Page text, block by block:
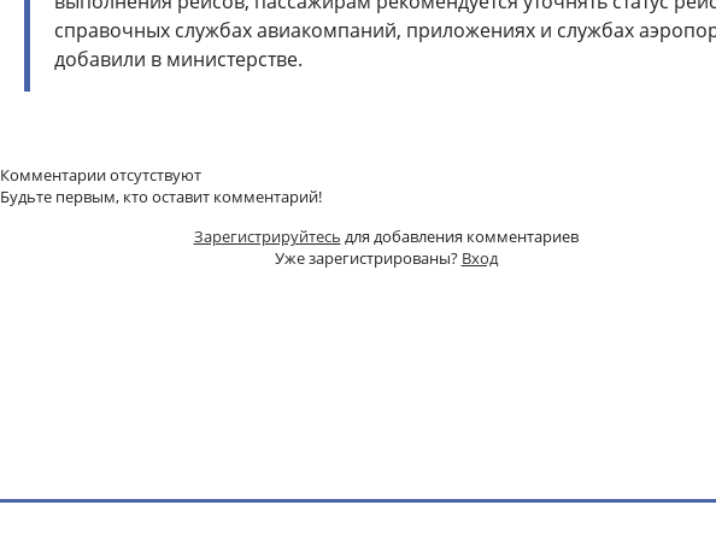
справочных службах авиакомпаний, приложениях и службах
добавили в министерстве.
Комментарии отсутствуют
Будьте первым, кто оставит комментарий!
Зарегистрируйтесь для добавления комментариев
Уже зарегистрированы? Вход